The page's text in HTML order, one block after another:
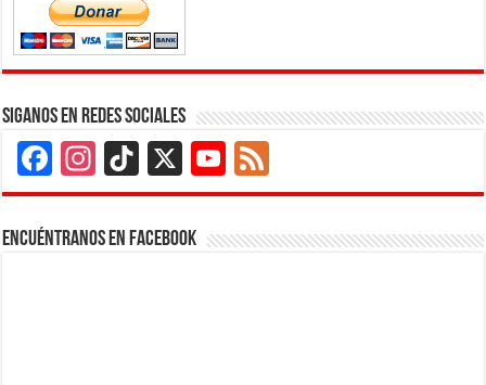
Siganos en Redes Sociales
Facebook
Instagram
TikTok
X
YouTube
Channel
Encuéntranos en Facebook